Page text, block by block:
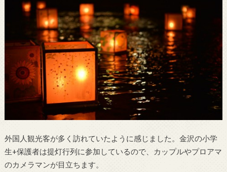
外国人観光客が多く訪れていたように感じました。金沢の小学
生+保護者は提灯行列に参加しているので、カップルやプロアマ
のカメラマンが目立ちます。